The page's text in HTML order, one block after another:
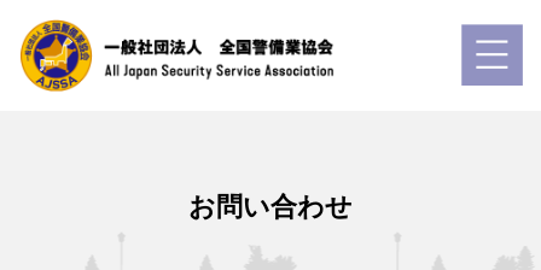
お問い合わせ